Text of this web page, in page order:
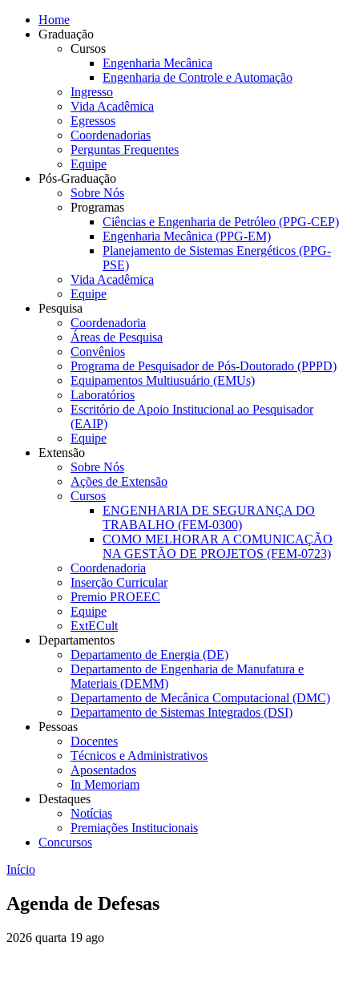
Home
Graduação
Cursos
Engenharia Mecânica
Engenharia de Controle e Automação
Ingresso
Vida Acadêmica
Egressos
Coordenadorias
Perguntas Frequentes
Equipe
Pós-Graduação
Sobre Nós
Programas
Ciências e Engenharia de Petróleo (PPG-CEP)
Engenharia Mecânica (PPG-EM)
Planejamento de Sistemas Energéticos (PPG-
PSE)
Vida Acadêmica
Equipe
Pesquisa
Coordenadoria
Áreas de Pesquisa
Convênios
Programa de Pesquisador de Pós-Doutorado (PPPD)
Equipamentos Multiusuário (EMUs)
Laboratórios
Escritório de Apoio Institucional ao Pesquisador
(EAIP)
Equipe
Extensão
Sobre Nós
Ações de Extensão
Cursos
ENGENHARIA DE SEGURANÇA DO
TRABALHO (FEM-0300)
COMO MELHORAR A COMUNICAÇÃO
NA GESTÃO DE PROJETOS (FEM-0723)
Coordenadoria
Inserção Curricular
Premio PROEEC
Equipe
ExtECult
Departamentos
Departamento de Energia (DE)
Departamento de Engenharia de Manufatura e
Materiais (DEMM)
Departamento de Mecânica Computacional (DMC)
Departamento de Sistemas Integrados (DSI)
Pessoas
Docentes
Técnicos e Administrativos
Aposentados
In Memoriam
Destaques
Notícias
Premiações Institucionais
Concursos
Início
Agenda de Defesas
2026 quarta 19 ago